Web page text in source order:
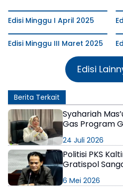
Edisi Minggu I April 2025
Edisi Minggu III Maret 2025
Edisi
Berita Terkait
Syahariah
Gas Program
24 Juli 2026
Politisi PKS
Gratispol
6 Mei 2026